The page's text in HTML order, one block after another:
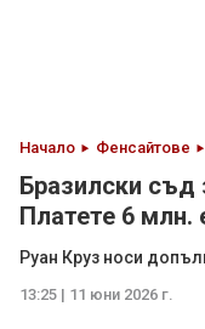
Начало Фенсайтове
Бразилски съд
Платете 6 млн.
Руан Круз носи
13:25 | 11 юни 2026 г.